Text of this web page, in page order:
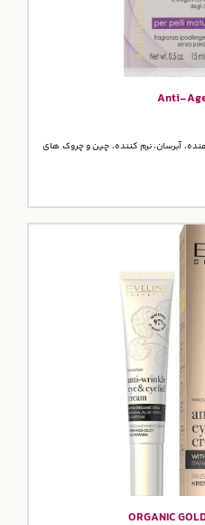
مرطوب کننده، مراقبت کننده، تسکین دهنده، آبرسان، نرم کننده، چین و چروک های